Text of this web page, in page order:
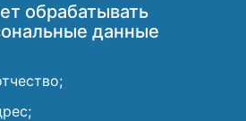
обрабатывать
данные